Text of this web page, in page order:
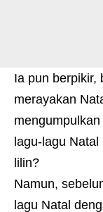
Ia pun berpikir,
merayakan
lagu-lagu
lilin?
Namun,
lagu Natal